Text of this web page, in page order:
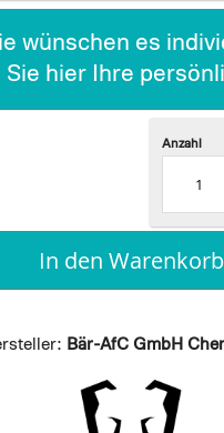
wünschen es
Sie hier Ihre
Anzahl
In den Warenkorb
Bär-AfC GmbH